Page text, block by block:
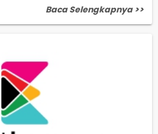
Baca Selengkapnya >>